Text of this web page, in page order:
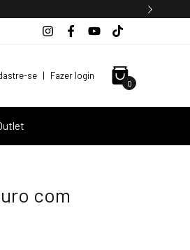
se | Fazer login
0
com